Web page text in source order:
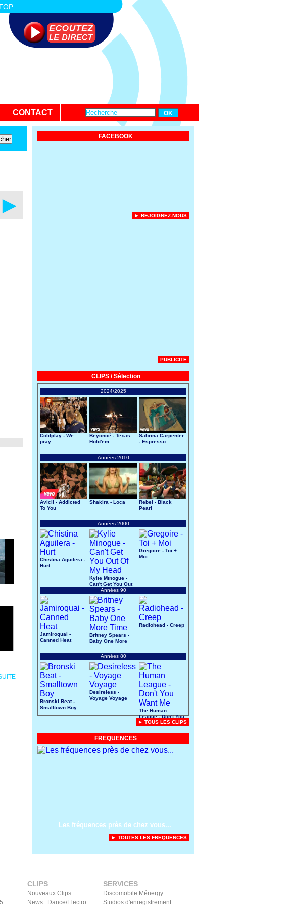
CONTACT
►
FACEBOOK
► REJOIGNEZ-NOUS
PUBLICITE
CLIPS / Sélection
2024/2025
Coldplay - We
pray
Beyoncé - Texas
Hold'em
Sabrina Carpenter
- Espresso
Années 2010
Avicii - Addicted
To You
Shakira - Loca
Rebel - Black
Pearl
Années 2000
Chistina Aguilera -
Hurt
Kylie Minogue -
Can't Get You Out
Of My Head
Gregoire - Toi +
Moi
Années 90
Jamiroquai -
Canned Heat
Britney Spears -
Baby One More
Radiohead - Creep
Années 80
Bronski Beat -
Smalltown Boy
Desireless -
Voyage Voyage
The Human
League - Don't You
Want Me
► TOUS LES CLIPS
FREQUENCES
Les fréquences près de chez vous...
► TOUTES LES FREQUENCES
CLIPS
Nouveaux Clips
News : Dance/Electro
SERVICES
Discomobile Ménergy
Studios d'enregistrement